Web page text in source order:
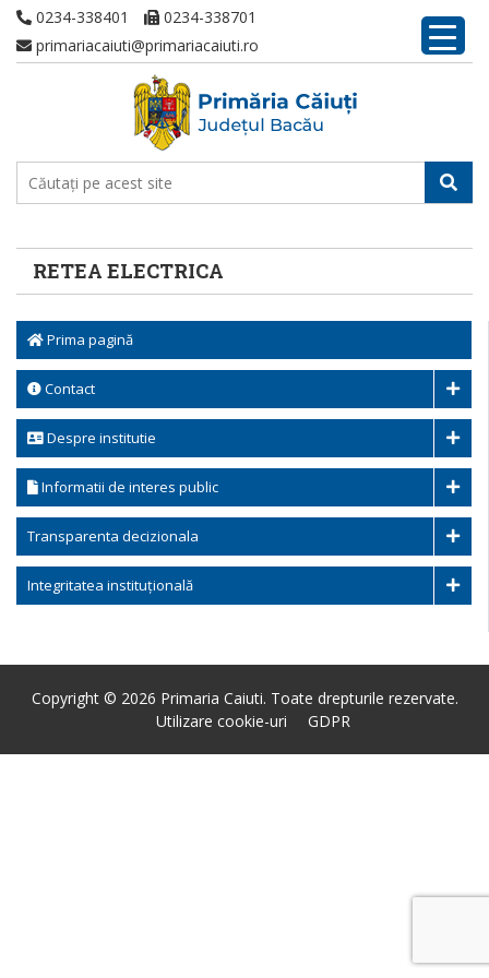
0234-338401
0234-338701
primariacaiuti@primariacaiuti.ro
RETEA ELECTRICA
Prima pagină
Contact
Despre institutie
Informatii de interes public
Transparenta decizionala
Integritatea instituțională
Copyright © 2026 Primaria Caiuti. Toate drepturile rezervate.
Utilizare cookie-uri
GDPR